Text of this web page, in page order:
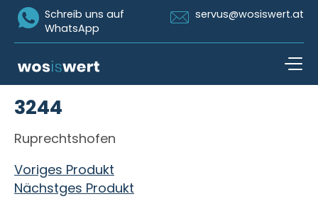
Icon Whatsapp
Schreib uns auf
WhatsApp
Icon Email
servus@wosiswert.at
3244
Ruprechtshofen
Beitragsnavigation
Voriges Produkt
Nächstges Produkt